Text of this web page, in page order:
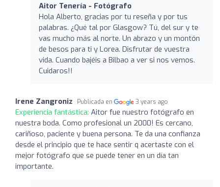
Aitor Tenería - Fotógrafo
Hola Alberto, gracias por tu reseña y por tus
palabras. ¿Qué tal por Glasgow? Tú, del sur y te
vas mucho más al norte. Un abrazo y un montón
de besos para ti y Lorea. Disfrutar de vuestra
vida. Cuando bajéis a Bilbao a ver si nos vemos.
Cuidaros!!
Irene Zangroniz Publicada en 3 years ago
Experiencia fantástica: Aitor fue nuestro fotógrafo en
nuestra boda. Como profesional un 2000! Es cercano,
cariñoso, paciente y buena persona. Te da una confianza
desde el principio que te hace sentir q acertaste con el
mejor fotógrafo que se puede tener en un día tan
importante.